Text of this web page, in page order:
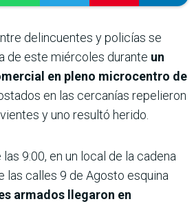
delincuentes y policías se
de este miércoles durante un
en pleno microcentro de
en las cercanías repelieron
y uno resultó herido.
9:00, en un local de la cadena
las calles 9 de Agosto esquina
armados llegaron en